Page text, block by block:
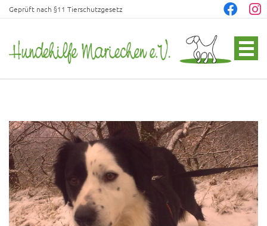
Geprüft nach §11 Tierschutzgesetz